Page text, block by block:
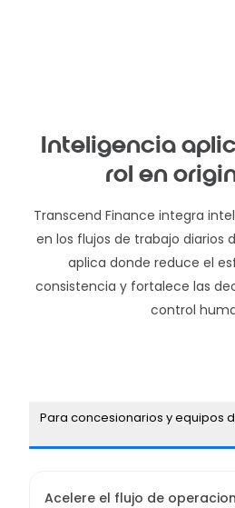
Inteligencia
rol en
Transcend Finance integra
en los flujos de trabajo diarios
aplica donde reduce el
consistencia y fortalece las
control
Para concesionarios y equipos
Acelere el flujo de